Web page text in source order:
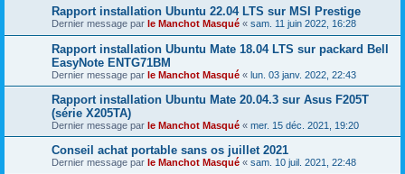
Rapport installation Ubuntu 22.04 LTS sur MSI Prestige
Dernier message par le Manchot Masqué « sam. 11 juin 2022, 16:28
Rapport installation Ubuntu Mate 18.04 LTS sur packard Bell
EasyNote ENTG71BM
Dernier message par le Manchot Masqué « lun. 03 janv. 2022, 22:43
Rapport installation Ubuntu Mate 20.04.3 sur Asus F205T
(série X205TA)
Dernier message par le Manchot Masqué « mer. 15 déc. 2021, 19:20
Conseil achat portable sans os juillet 2021
Dernier message par le Manchot Masqué « sam. 10 juil. 2021, 22:48